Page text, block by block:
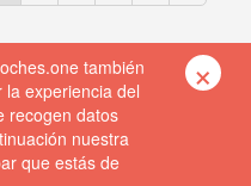
también
experiencia del
recogen datos
nuestra
que estás de
×